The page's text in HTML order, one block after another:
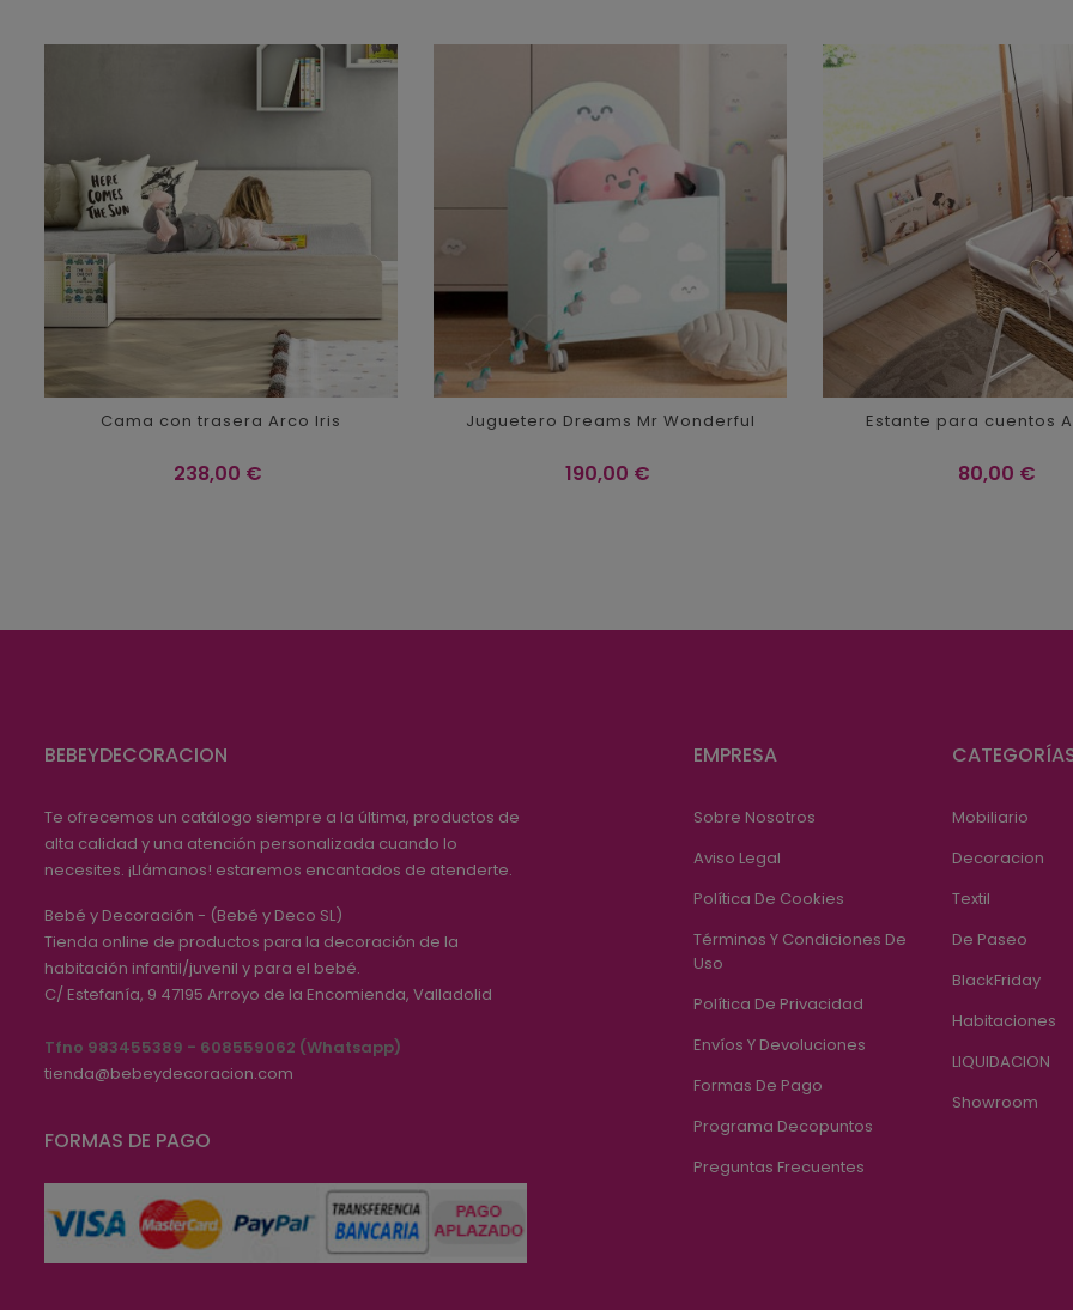
Cama con trasera Arco Iris
Precio
238,00 €
Juguetero Dreams Mr Wonderful
Precio
190,00 €
Estante para cuentos
Precio
80,00 €
BEBEYDECORACION
Te ofrecemos un catálogo siempre a la última, productos de
alta calidad y una atención personalizada cuando lo
necesites. ¡Llámanos! estaremos encantados de atenderte.
Bebé y Decoración - (Bebé y Deco SL)
Tienda online de productos para la decoración de la
habitación infantil/juvenil y para el bebé.
C/ Estefanía, 9 47195 Arroyo de la Encomienda, Valladolid
Tfno 983455389 - 608559062 (Whatsapp)
tienda@bebeydecoracion.com
FORMAS DE PAGO
EMPRESA
Sobre Nosotros
Aviso Legal
Política De Cookies
Términos Y Condiciones De
Uso
Política De Privacidad
Envíos Y Devoluciones
Formas De Pago
Programa Decopuntos
Preguntas Frecuentes
Mobiliario
Decoracion
Textil
De Paseo
BlackFriday
Habitaciones
LIQUIDACION
Showroom